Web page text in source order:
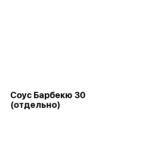
Соус Барбекю 30
(отдельно)